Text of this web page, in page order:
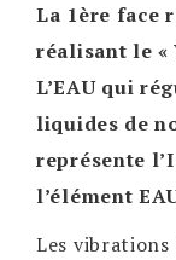
La 1ère face
réalisant le «
L’EAU qui
liquides de
représente
l’élément
Les